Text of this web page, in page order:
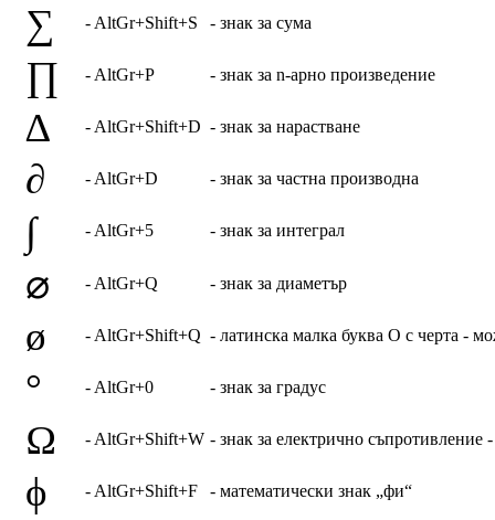
∑ - AltGr+Shift+S - знак за сума
∏ - AltGr+P - знак за n-арно произведение
∆ - AltGr+Shift+D - знак за нарастване
∂ - AltGr+D - знак за частна производна
∫ - AltGr+5 - знак за интеграл
⌀ - AltGr+Q - знак за диаметър
ø - AltGr+Shift+Q - латинска малка буква О с черта -
° - AltGr+0 - знак за градус
Ω - AltGr+Shift+W - знак за електрично съпротивление
ϕ - AltGr+Shift+F - математически знак „фи“